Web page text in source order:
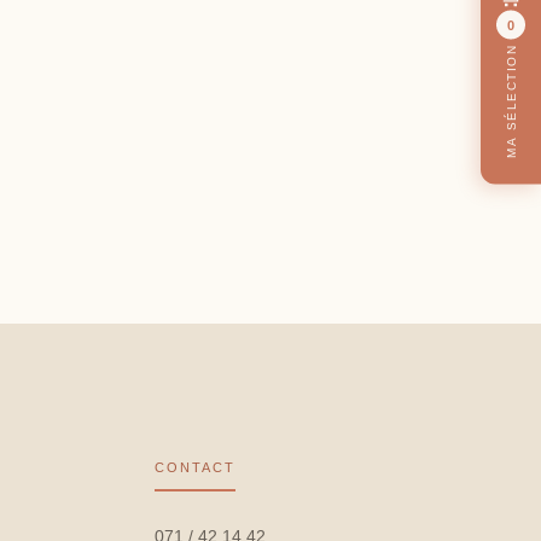
CONTACT
071 / 42 14 42
0
MA SÉLECTION